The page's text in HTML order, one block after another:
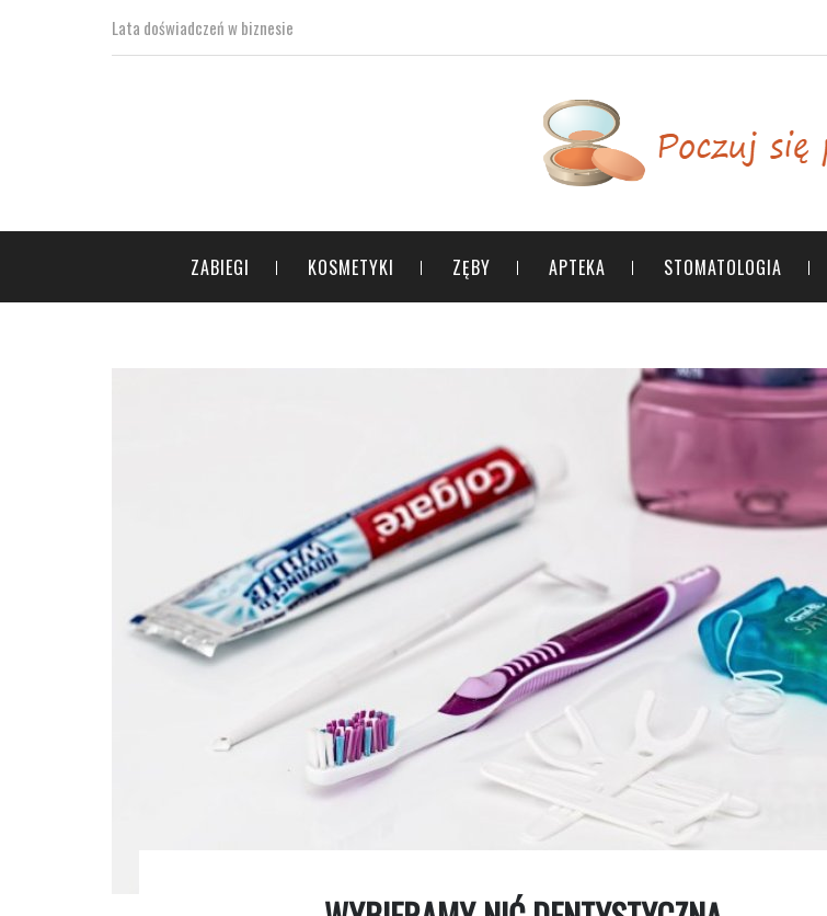
Lata doświadczeń w biznesie
ZABIEGI KOSMETYKI ZĘBY APTEKA STOMATOLOGIA